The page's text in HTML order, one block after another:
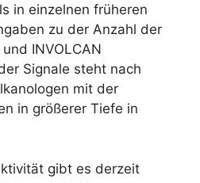
in einzelnen früheren
zu der Anzahl der
INVOLCAN
Signale steht nach
mit der
in größerer Tiefe in
gibt es derzeit